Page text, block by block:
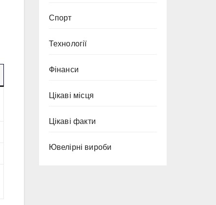
Спорт
Технології
Фінанси
Цікаві місця
Цікаві факти
Ювелірні вироби